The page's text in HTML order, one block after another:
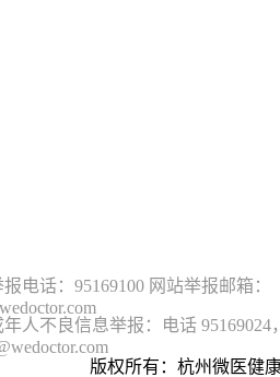
电话：95169100 网站举报邮箱：
人不良信息举报：电话 95169024
版权所有：杭州微医健